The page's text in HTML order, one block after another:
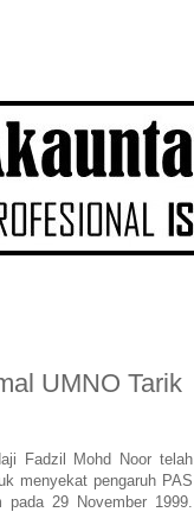
UMNO Tarik
Fadzil Mohd Noor telah
menyekat pengaruh PAS
29 November 1999.